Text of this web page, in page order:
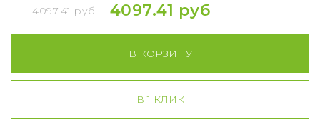
4097.41 руб 4097.41 руб
В КОРЗИНУ
В 1 КЛИК